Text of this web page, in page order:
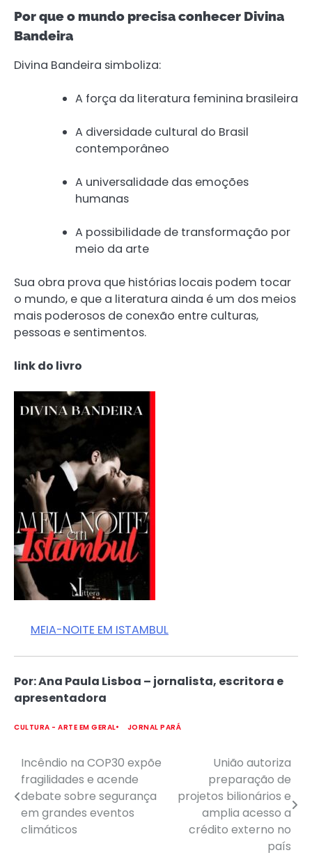
Por que o mundo precisa conhecer Divina
Bandeira
Divina Bandeira simboliza:
A força da literatura feminina brasileira
A diversidade cultural do Brasil
contemporâneo
A universalidade das emoções
humanas
A possibilidade de transformação por
meio da arte
Sua obra prova que histórias locais podem tocar
o mundo, e que a literatura ainda é um dos meios
mais poderosos de conexão entre culturas,
pessoas e sentimentos.
link do livro
MEIA-NOITE EM ISTAMBUL
Por: Ana Paula Lisboa – jornalista, escritora e
apresentadora
CULTURA - ARTE EM GERAL JORNAL PARÁ
Post
navigation
Incêndio na COP30 expõe
fragilidades e acende
debate sobre segurança
em grandes eventos
climáticos
União autoriza
preparação de
projetos bilionários e
amplia acesso a
crédito externo no
país